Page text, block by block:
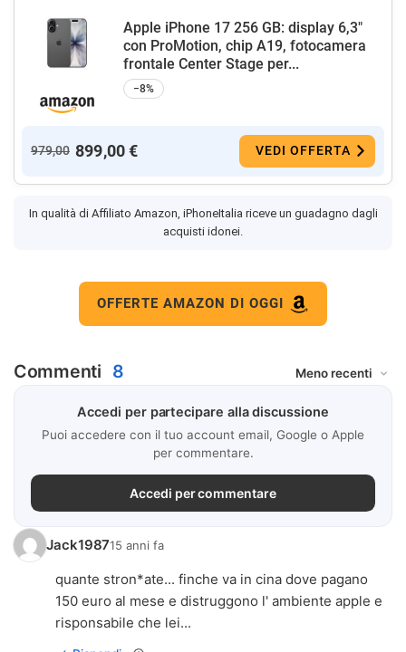
Apple iPhone 17 256 GB: display 6,3"
con ProMotion, chip A19, fotocamera
frontale Center Stage per...
−8%
979,00 899,00 € VEDI OFFERTA
In qualità di Affiliato Amazon, iPhoneItalia riceve un guadagno dagli
acquisti idonei.
OFFERTE AMAZON DI OGGI
Commenti 8
Accedi per partecipare alla discussione
Puoi accedere con il tuo account email, Google o Apple
per commentare.
Accedi per commentare
Jack198715 anni fa
quante stron*ate... finche va in cina dove pagano
150 euro al mese e distruggono l' ambiente apple e
risponsabile che lei...